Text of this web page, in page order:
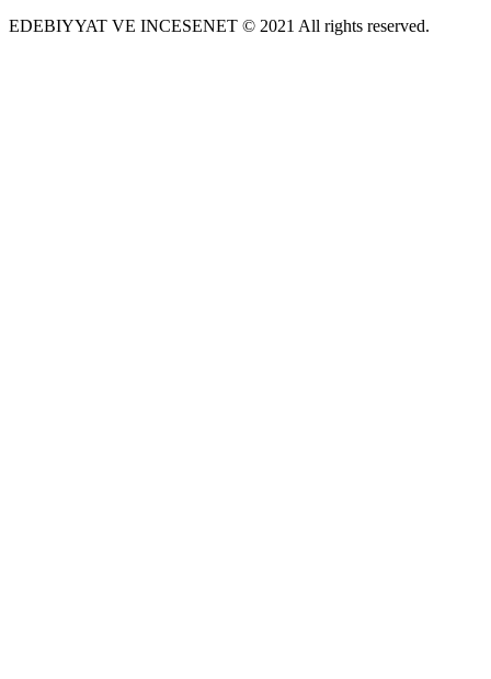
EDEBIYYAT VE INCESENET © 2021 All rights reserved.